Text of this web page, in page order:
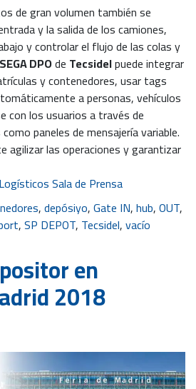
de gran volumen también se
y la salida de los camiones,
y controlar el flujo de las colas y
SEGA DPOde Tecsidelpuede integrar
y contenedores, usar tags
a personas, vehículos
con los usuarios a través de
paneles de mensajería variable.
agilizar las operaciones y garantizar
Sala de Prensa
,depósiyo,Gate IN,hub,OUT,
,SP DEPOT, Tecsidel,vacío
en
2018